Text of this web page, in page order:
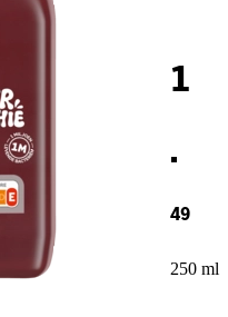
1
.
49
250 ml